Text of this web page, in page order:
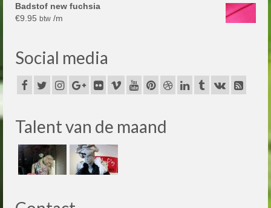
Badstof new fuchsia
€9.95 btw /m
Social media
Talent van de maand